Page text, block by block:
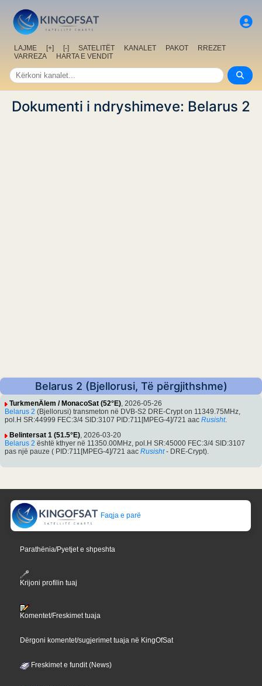
LAJME [+] [-] SATELITËT KANALET PAKOT
RREZET
VARREZA
HARTA E VENDIT
Dokumenti i ndryshimeve: Belarus 2
Belarus 2 (Bjellorusi, Të përgjithshme)
TurkmenÄlem / MonacoSat (52°E), 2026-05-26
Belarus 2 (Bjellorusi) transmeton në DVB-S2 DRE-Crypt on 11349.75MHz,
pol.H SR:44999 FEC:3/4 SID:3107 PID:711[MPEG-4]/721 aac Rusisht.
Belintersat 1 (51.5°E), 2026-03-20
Belarus 2 është kthyer në 11350.00MHz, pol.H SR:45000 FEC:3/4 SID:3107
pas një pauze ( PID:711[MPEG-4]/721 aac Rusisht- DRE-Crypt).
Faqja e parë
Parathënia/Pyetjet e shpeshta
Krijoni profilin tuaj
Komentet/Freskimet tuaja
Dërgoni komentet/sugjerimet tuaja në KingOfSat
Freskimet e fundit (News)